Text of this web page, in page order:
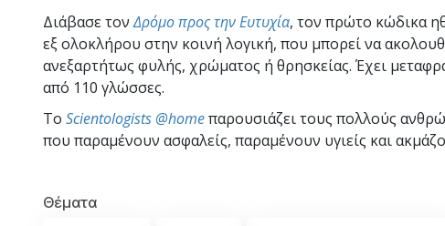
Διάβασε τονΔρόμο προς την Ευτυχία, τον πρώτο κώδικα
εξ ολοκλήρου στην κοινή λογική, που μπορεί να
ανεξαρτήτως φυλής, χρώματος ή θρησκείας. Έχει
από 110 γλώσσες.
To Scientologists @homeπαρουσιάζει τους πολλούς
που παραμένουν ασφαλείς, παραμένουν υγιείς και
Θέματα